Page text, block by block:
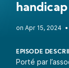
•
EPISODE
Porté par